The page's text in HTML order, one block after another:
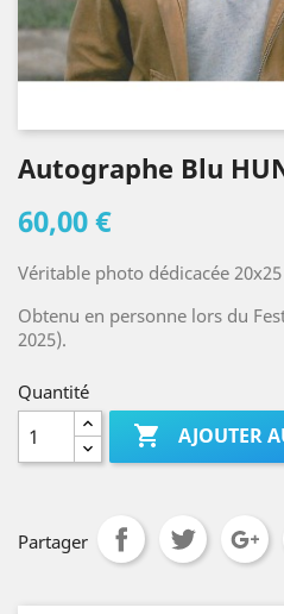
Autographe Blu
60,00 €
Véritable photo dédicacée
Obtenu en personne lors du
2025).
Quantité
 AJOUTER
Partager